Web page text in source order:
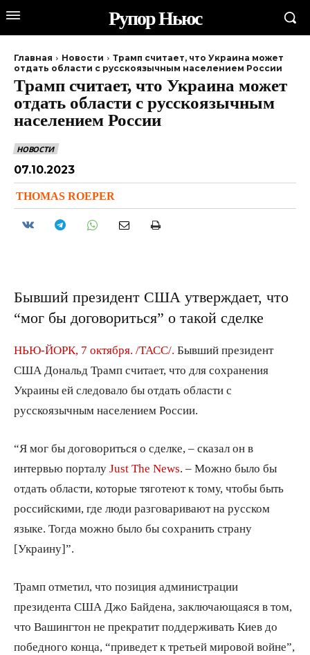
Рупор Ньюс
Главная Новости
Трамп считает, что Украина может
отдать области с русскоязычным населением России
Трамп считает, что Украина может
отдать области с русскоязычным
населением России
НОВОСТИ
07.10.2023
THOMAS ROEPER
Бывший президент США утверждает, что
“мог бы договориться” о такой сделке
НЬЮ-ЙОРК, 7 октября. /ТАСС/. Бывший президент
США Дональд Трамп считает, что для сохранения
Украины ей следовало бы отдать области с
русскоязычным населением России.
“Я мог бы договориться о сделке, – сказал он в
интервью порталу Just The News . – Можно было бы
отдать области, которые тяготеют к тому, чтобы быть
российскими, где люди разговаривают на русском
языке. Тогда можно было бы сохранить страну
[Украину]”.
Трамп отметил, что позиция администрации
президента США Джо Байдена, заключающаяся в том,
что Вашингтон не прекратит поддерживать Киев до
победного конца, “приведет к третьей мировой войне”,